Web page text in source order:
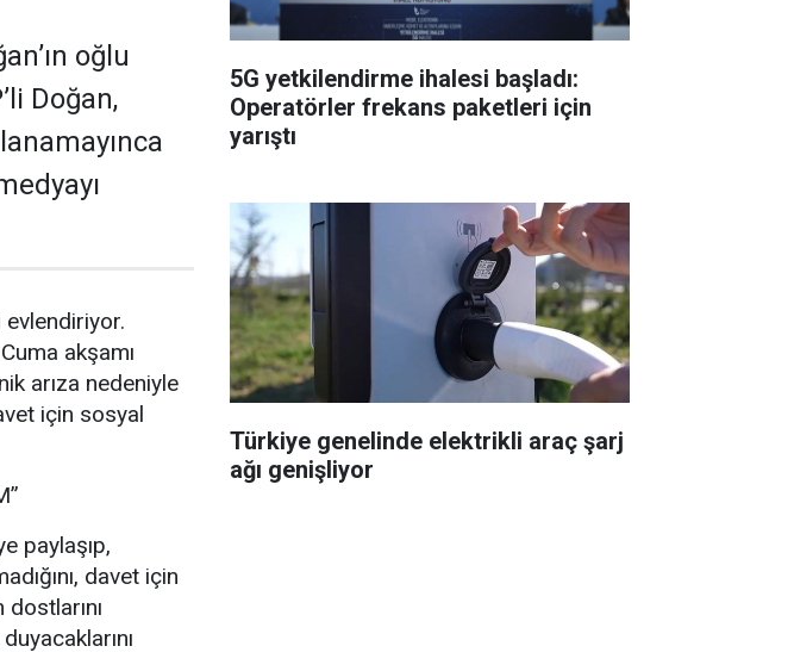
oğlu
Doğan,
akşamı
arıza nedeniyle
için sosyal
paylaşıp,
davet için
5G yetkilendirme ihalesi başladı:
Operatörler frekans paketleri için
yarıştı
Türkiye genelinde elektrikli araç şarj
ağı genişliyor